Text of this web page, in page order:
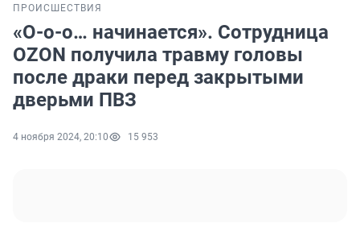
ПРОИСШЕСТВИЯ
«О-о-о… начинается». Сотрудница
OZON получила травму головы
после драки перед закрытыми
дверьми ПВЗ
4 ноября 2024, 20:10 15 953